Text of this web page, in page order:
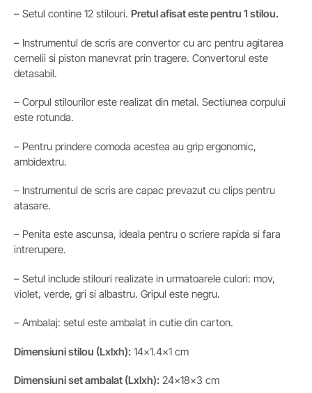
– Setul contine 12 stilouri. Pretul afisat este pentru 1 stilou.
– Instrumentul de scris are convertor cu arc pentru agitarea
cernelii si piston manevrat prin tragere. Convertorul este
detasabil.
– Corpul stilourilor este realizat din metal. Sectiunea corpului
este rotunda.
– Pentru prindere comoda acestea au grip ergonomic,
ambidextru.
– Instrumentul de scris are capac prevazut cu clips pentru
atasare.
– Penita este ascunsa, ideala pentru o scriere rapida si fara
intrerupere.
– Setul include stilouri realizate in urmatoarele culori: mov,
violet, verde, gri si albastru. Gripul este negru.
– Ambalaj: setul este ambalat in cutie din carton.
Dimensiuni stilou (Lxlxh): 14×1.4×1 cm
Dimensiuniset ambalat (Lxlxh): 24x18x3 cm